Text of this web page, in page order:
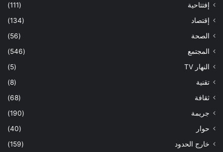
إفتتاحية
(111)
إقتصاد
(134)
الصحة
(56)
المجتمع
(546)
النهار TV
(5)
تقنية
(8)
ثقافة
(68)
جريمة
(190)
حوار
(40)
خارج الحدود
(159)